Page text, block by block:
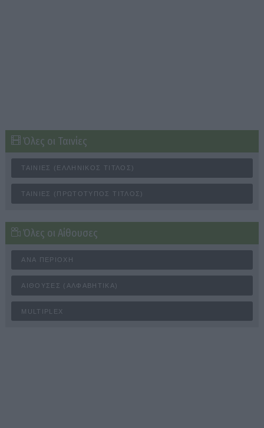
Όλες οι Ταινίες
ΤΑΙΝΊΕΣ (ΕΛΛΗΝΙΚΌΣ ΤΊΤΛΟΣ)
ΤΑΙΝΊΕΣ (ΠΡΩΤΌΤΥΠΟΣ ΤΊΤΛΟΣ)
Όλες οι Αίθουσες
ΑΝΆ ΠΕΡΙΟΧΉ
ΑΊΘΟΥΣΕΣ (ΑΛΦΑΒΗΤΙΚΆ)
MULTIPLEX